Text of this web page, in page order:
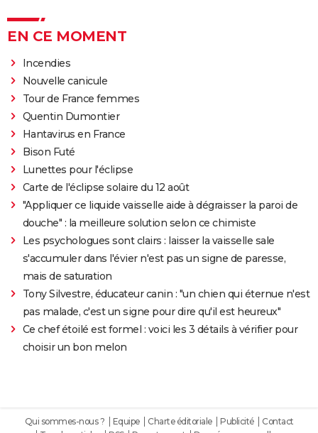
EN CE MOMENT
Incendies
Nouvelle canicule
Tour de France femmes
Quentin Dumontier
Hantavirus en France
Bison Futé
Lunettes pour l'éclipse
Carte de l'éclipse solaire du 12 août
"Appliquer ce liquide vaisselle aide à dégraisser la paroi de
douche" : la meilleure solution selon ce chimiste
Les psychologues sont clairs : laisser la vaisselle sale
s'accumuler dans l'évier n'est pas un signe de paresse,
mais de saturation
Tony Silvestre, éducateur canin : "un chien qui éternue n'est
pas malade, c'est un signe pour dire qu'il est heureux"
Ce chef étoilé est formel : voici les 3 détails à vérifier pour
choisir un bon melon
Qui sommes-nous ? Equipe Charte éditoriale Publicité
Contact